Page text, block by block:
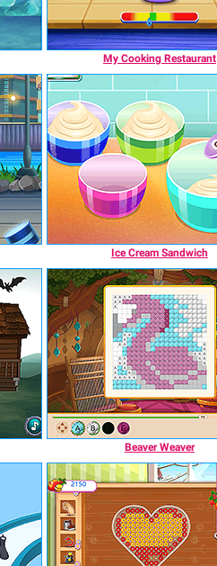
My Cooking Restaurant
Ice Cream Sandwich
Beaver Weaver